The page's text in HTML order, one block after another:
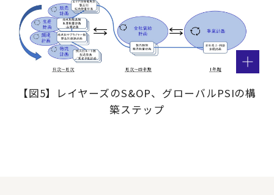
【図5】レイヤーズのS&OP、グローバルPSIの構
築ステップ